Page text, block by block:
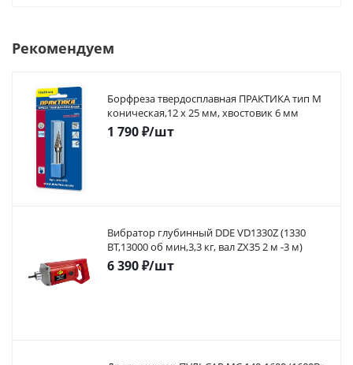
Рекомендуем
Борфреза твердосплавная ПРАКТИКА тип M
коническая,12 х 25 мм, хвостовик 6 мм
1 790₽/шт
Вибратор глубинный DDE VD1330Z (1330
ВТ,13000 об мин,3,3 кг, вал ZX35 2 м -3 м)
6 390₽/шт